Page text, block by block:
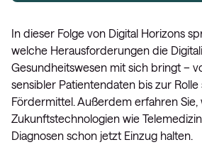
In dieser Folge von Digital Horizons
welche Herausforderungen die
Gesundheitswesen mit sich bringt –
sensibler Patientendaten bis zur Rolle
Fördermittel. Außerdem erfahren Sie,
Zukunftstechnologien wie
Diagnosen schon jetzt Einzug halten.